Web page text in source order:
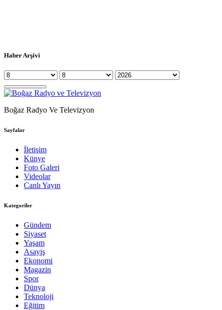
Haber Arşivi
Boğaz Radyo Ve Televizyon
Sayfalar
İletişim
Künye
Foto Galeri
Videolar
Canlı Yayın
Kategoriler
Gündem
Siyaset
Yaşam
Asayiş
Ekonomi
Magazin
Spor
Dünya
Teknoloji
Eğitim